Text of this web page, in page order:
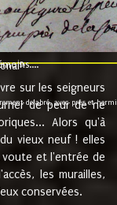
Baron et ses
de 880 livre louis
9.
delabré, avec près et
sur les seigneurs
de peur de ne
Alors qu'à
vieux neuf ! elles
voute et l'entrée de
les murailles,
conservées.